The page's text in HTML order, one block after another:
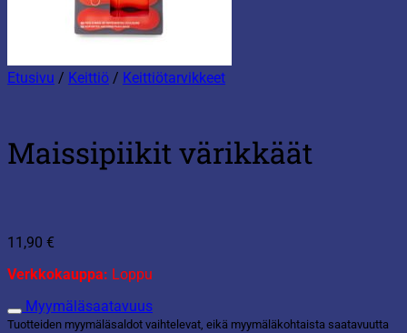
Etusivu / Keittiö / Keittiötarvikkeet
Maissipiikit värikkäät
11,90 €
Verkkokauppa: Loppu
Myymäläsaatavuus
Tuotteiden myymäläsaldot vaihtelevat, eikä myymäläkohtaista saatavuutta